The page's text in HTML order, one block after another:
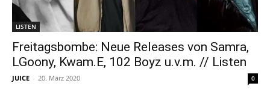
LISTEN
Freitagsbombe: Neue Releases von Samra,
LGoony, Kwam.E, 102 Boyz u.v.m. // Listen
JUICE - 20. März 2020 0